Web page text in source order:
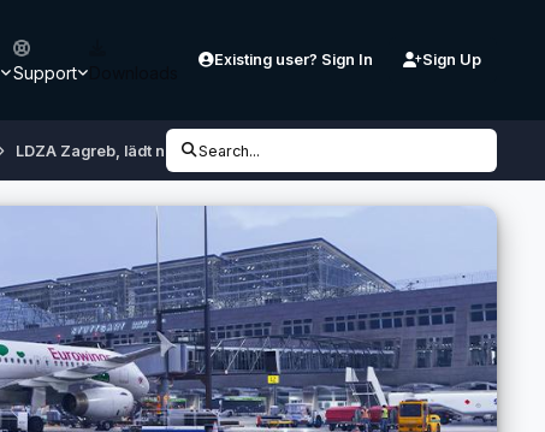
Support
Existing user? Sign In Sign Up
LDZA Zagreb, lädt nicht Search...